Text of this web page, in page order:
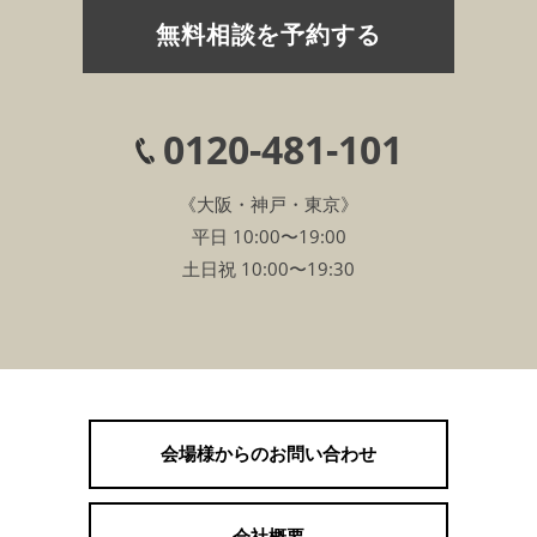
無料相談を予約する
0120-481-101
《大阪・神戸・東京》
平日 10:00〜19:00
土日祝 10:00〜19:30
会場様からのお問い合わせ